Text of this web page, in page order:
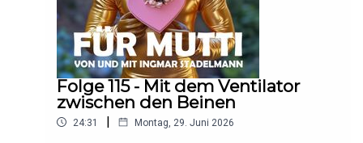
Folge 115 - Mit dem Ventilator
zwischen den Beinen
24:31 | Montag, 29. Juni 2026